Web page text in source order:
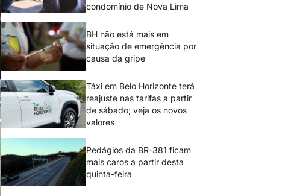
condomínio de Nova Lima
BH não está mais em
situação de emergência por
causa da gripe
Táxi em Belo Horizonte terá
reajuste nas tarifas a partir
de sábado; veja os novos
valores
Pedágios da BR-381 ficam
mais caros a partir desta
quinta-feira